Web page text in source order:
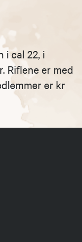
i cal 22, i
Riflene er med
er kr